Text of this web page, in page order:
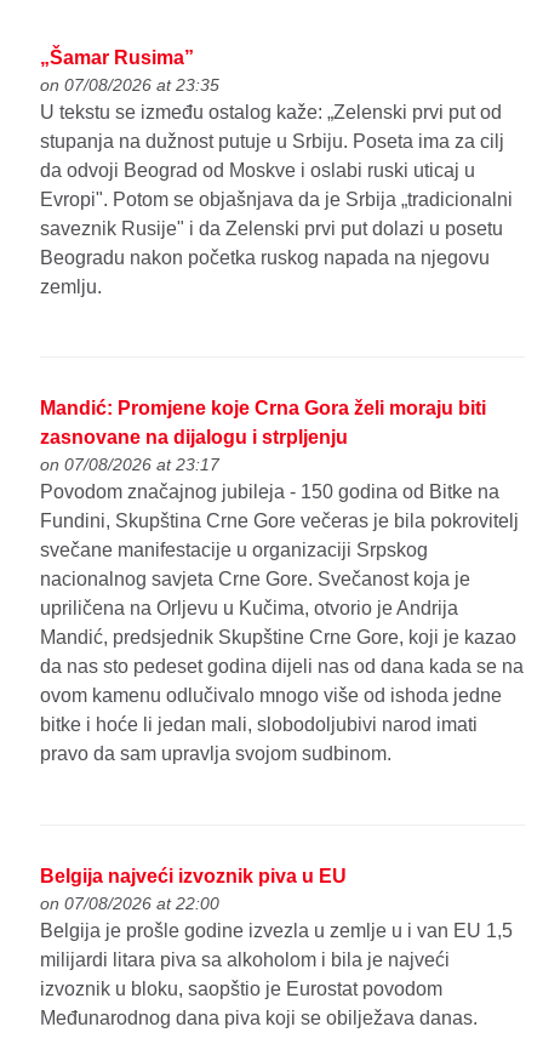
„Šamar Rusima”
on 07/08/2026 at 23:35
U tekstu se između ostalog kaže: „Zelenski prvi put od
stupanja na dužnost putuje u Srbiju. Poseta ima za cilj
da odvoji Beograd od Moskve i oslabi ruski uticaj u
Evropi". Potom se objašnjava da je Srbija „tradicionalni
saveznik Rusije" i da Zelenski prvi put dolazi u posetu
Beogradu nakon početka ruskog napada na njegovu
zemlju.
Mandić: Promjene koje Crna Gora želi moraju biti
zasnovane na dijalogu i strpljenju
on 07/08/2026 at 23:17
Povodom značajnog jubileja - 150 godina od Bitke na
Fundini, Skupština Crne Gore večeras je bila pokrovitelj
svečane manifestacije u organizaciji Srpskog
nacionalnog savjeta Crne Gore. Svečanost koja je
upriličena na Orljevu u Kučima, otvorio je Andrija
Mandić, predsjednik Skupštine Crne Gore, koji je kazao
da nas sto pedeset godina dijeli nas od dana kada se na
ovom kamenu odlučivalo mnogo više od ishoda jedne
bitke i hoće li jedan mali, slobodoljubivi narod imati
pravo da sam upravlja svojom sudbinom.
Belgija najveći izvoznik piva u EU
on 07/08/2026 at 22:00
Belgija je prošle godine izvezla u zemlje u i van EU 1,5
milijardi litara piva sa alkoholom i bila je najveći
izvoznik u bloku, saopštio je Eurostat povodom
Međunarodnog dana piva koji se obilježava danas.